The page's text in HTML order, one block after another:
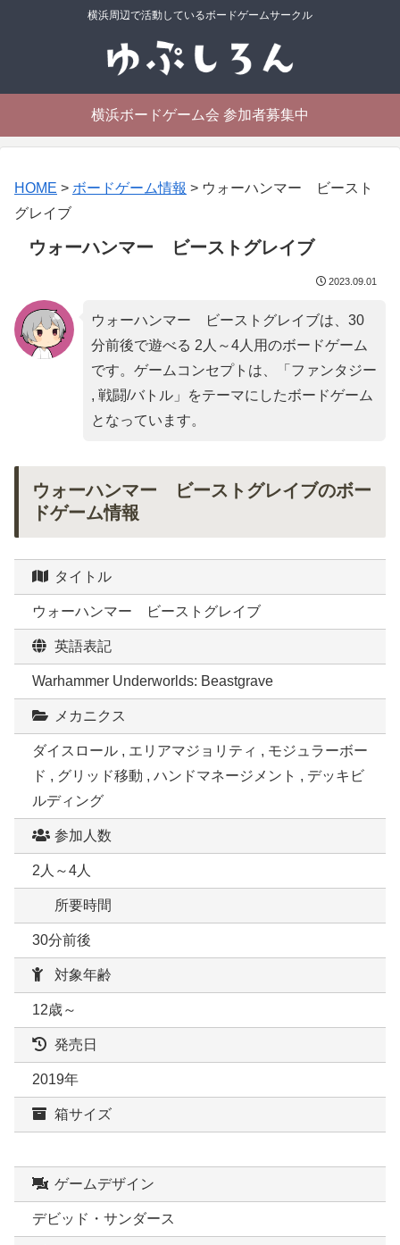
横浜周辺で活動しているボードゲームサークル
横浜ボードゲーム会 参加者募集中
HOME > ボードゲーム情報 > ウォーハンマー ビースト
グレイブ
ウォーハンマー ビーストグレイブ
2023.09.01
ウォーハンマー ビーストグレイブは、30
分前後で遊べる 2人～4人用のボードゲーム
です。ゲームコンセプトは、「 ファンタジー
, 戦闘/バトル」をテーマにしたボードゲーム
となっています。
ウォーハンマー ビーストグレイブのボー
ドゲーム情報
タイトル
ウォーハンマー ビーストグレイブ
英語表記
Warhammer Underworlds: Beastgrave
メカニクス
ダイスロール , エリアマジョリティ , モジュラーボー
ド , グリッド移動 , ハンドマネージメント , デッキビ
ルディング
参加人数
2人～4人
所要時間
30分前後
対象年齢
12歳～
発売日
2019年
箱サイズ
ゲームデザイン
デビッド・サンダース